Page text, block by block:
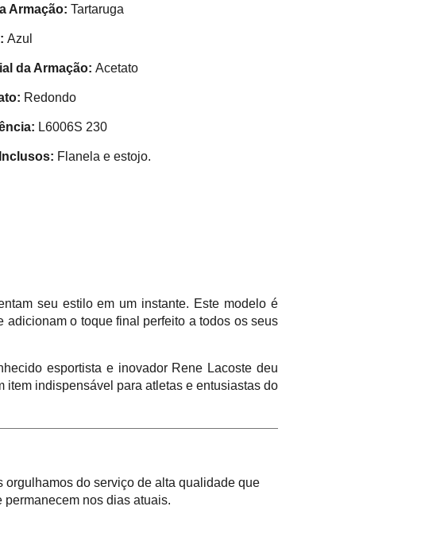
Armação: Tartaruga
Azul
da Armação: Acetato
Redondo
L6006S 230
Flanela e estojo.
seu estilo em um instante. Este modelo é
o toque final perfeito a todos os seus
esportista e inovador Rene Lacoste deu
indispensável para atletas e entusiastas do
do serviço de alta qualidade que
nos dias atuais.